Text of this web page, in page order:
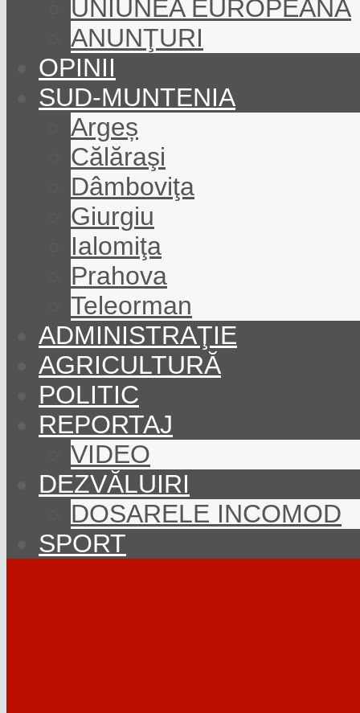
UNIUNEA EUROPEANĂ
ANUNŢURI
OPINII
SUD-MUNTENIA
Argeș
Călăraşi
Dâmboviţa
Giurgiu
Ialomiţa
Prahova
Teleorman
ADMINISTRAŢIE
AGRICULTURĂ
POLITIC
REPORTAJ
VIDEO
DEZVĂLUIRI
DOSARELE INCOMOD
SPORT